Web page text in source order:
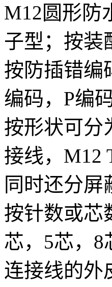
M12圆形防
子型；按装
按防插错编
编码，P编
按形状可分
接线，M12
同时还分屏
按针数或芯
芯，5芯，8
连接线的外